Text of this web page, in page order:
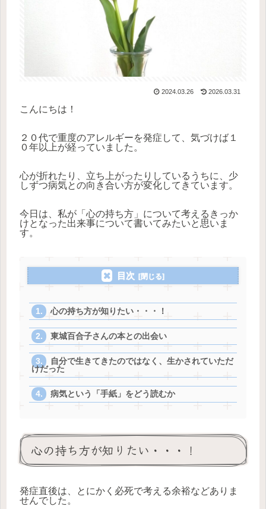
2024.03.26 2026.03.31
こんにちは！
２０代で重度のアレルギーを発症して、気づけば１
０年以上が経っていました。
心が折れたり、立ち上がったりしているうちに、少
しずつ病気との向き合い方が変化してきています。
今日は、私が「心の持ち方」について考えるきっか
けとなった出来事について書いてみたいと思いま
す。
目次
心の持ち方が知りたい・・・！
東城百合子さんの本との出会い
自分で生きてきたのではなく、生かされていただ
けだった
病気という「手紙」をどう読むか
心の持ち方が知りたい・・・！
発症直後は、とにかく必死で考える余裕などありま
せんでした。